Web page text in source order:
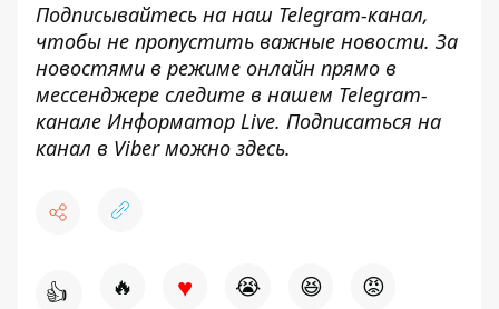
Подписывайтесь на наш Telegram-канал,
чтобы не пропустить важные новости. За
новостями в режиме онлайн прямо в
мессенджере следите в нашем Telegram-
канале Информатор Live. Подписаться на
канал в Viber можно здесь.
👍 🔥 ♥ 😭 😆 😡